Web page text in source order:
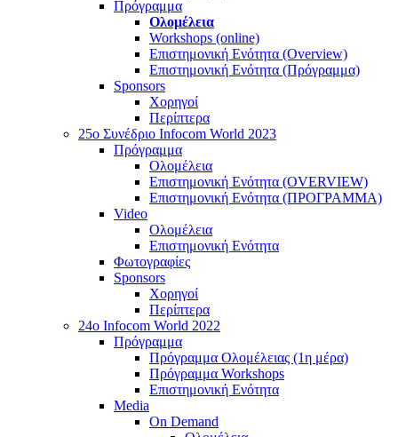
Πρόγραμμα
Ολομέλεια
Workshops (online)
Επιστημονική Ενότητα (Overview)
Επιστημονική Ενότητα (Πρόγραμμα)
Sponsors
Χορηγοί
Περίπτερα
25o Συνέδριο Infocom World 2023
Πρόγραμμα
Ολομέλεια
Επιστημονική Ενότητα (OVERVIEW)
Επιστημονική Ενότητα (ΠΡΟΓΡΑΜΜΑ)
Video
Ολομέλεια
Επιστημονική Ενότητα
Φωτογραφίες
Sponsors
Χορηγοί
Περίπτερα
24o Infocom World 2022
Πρόγραμμα
Πρόγραμμα Ολομέλειας (1η μέρα)
Πρόγραμμα Workshops
Επιστημονική Ενότητα
Media
On Demand